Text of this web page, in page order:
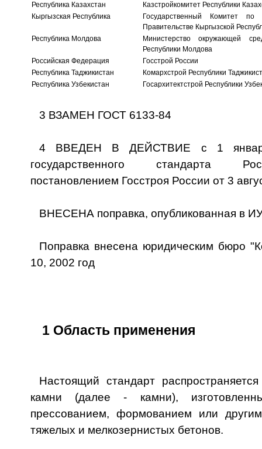
Республика Казахстан
Казстройкомитет Республики
Кыргызская Республика
Государственный Комитет по
Правительстве Кыргызской
Республика Молдова
Министерство окружающей
Республики Молдова
Российская Федерация
Госстрой России
Республика Таджикистан
Комархстрой Республики
Республика Узбекистан
Госархитектстрой Республики
3 ВЗАМЕН ГОСТ 6133-84
4 ВВЕДЕН В ДЕЙСТВИЕ с 1
государственного стандарта
постановлением Госстроя России от 3
ВНЕСЕНА поправка, опубликованная в
Поправка внесена юридическим бюро
10, 2002 год
1 Область применения
Настоящий стандарт
камни (далее - камни),
прессованием, формованием или
тяжелых и мелкозернистых бетонов.